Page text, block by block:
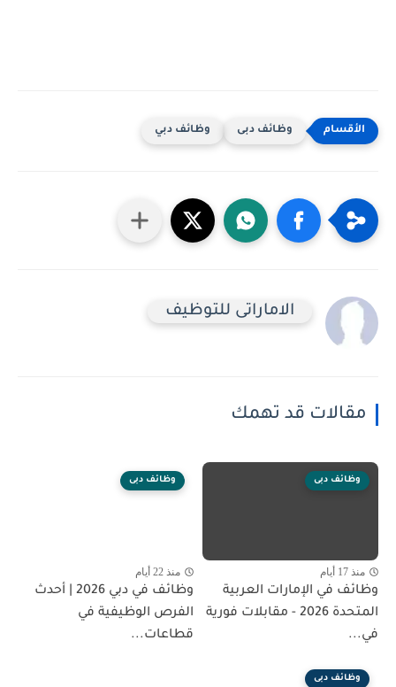
وظائف دبى وظائف دبي
الاماراتى للتوظيف
مقالات قد تهمك
وظائف دبى
منذ 17 أيام
وظائف في الإمارات العربية
المتحدة 2026 - مقابلات فورية
في...
وظائف دبى
منذ 22 أيام
وظائف في دبي 2026 | أحدث
الفرص الوظيفية في
قطاعات...
وظائف دبى